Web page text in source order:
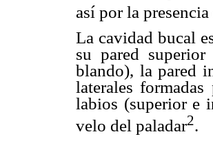
así por la
La cavidad bucal
su pared
blando), la pared
laterales
labios (superior e
velo del paladar2.